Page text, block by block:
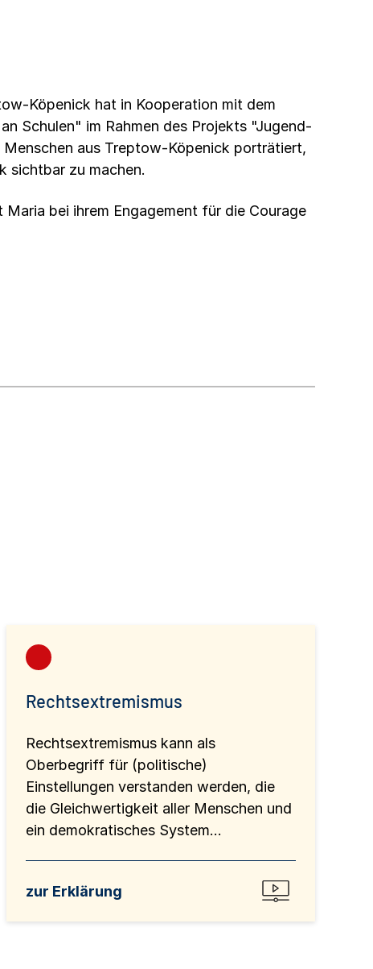
Köpenick hat in Kooperation mit dem
Schulen" im Rahmen des Projekts "Jugend-
aus Treptow-Köpenick porträtiert,
sichtbar zu machen.
bei ihrem Engagement für die Courage
Rechtsextremismus
Rechtsextremismus kann als
Oberbegriff für (politische)
Einstellungen verstanden werden, die
die Gleichwertigkeit aller Menschen und
ein demokratisches System...
zur Erklärung